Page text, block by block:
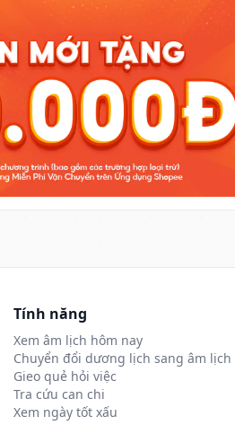
Tính năng
Xem âm lịch hôm nay
Chuyển đổi dương lịch sang âm lịch
Gieo quẻ hỏi việc
Tra cứu can chi
Xem ngày tốt xấu